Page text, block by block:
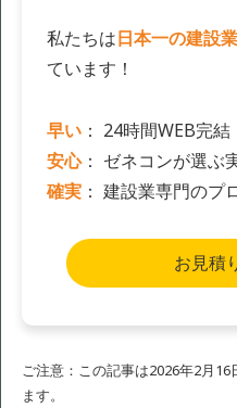
私たちは日本一の建設
ています！
早い： 24時間WEB完
安心： ゼネコンが選ぶ
確実： 建設業専門のプ
お見積
ご注意：この記事は2026年2月
ます。